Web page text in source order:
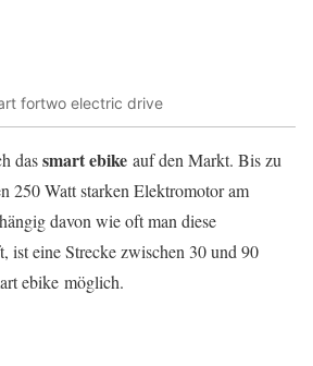
fortwo electric drive
dassmart ebike auf den Markt. Bis zu
250 Watt starken Elektromotor am
davon wie oft man diese
ist eine Strecke zwischen 30 und 90
ebike möglich.